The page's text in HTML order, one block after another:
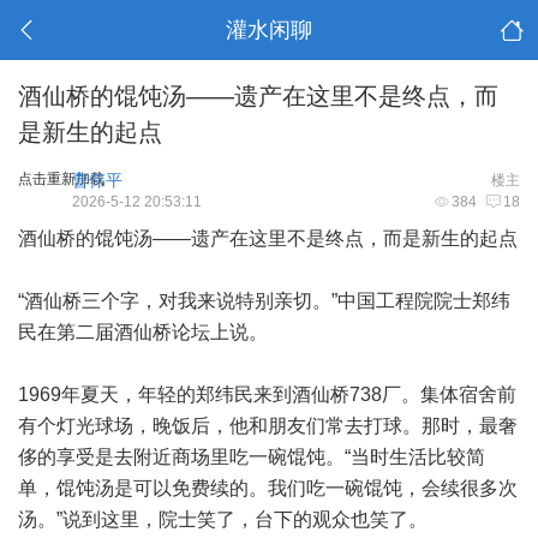
灌水闲聊
酒仙桥的馄饨汤——遗产在这里不是终点，而
是新生的起点
点击重新加载 楼主
曹伟平
384 18
2026-5-12 20:53:11
酒仙桥的馄饨汤——遗产在这里不是终点，而是新生的起点
“酒仙桥三个字，对我来说特别亲切。”中国工程院院士郑纬
民在第二届酒仙桥论坛上说。
1969年夏天，年轻的郑纬民来到酒仙桥738厂。集体宿舍前
有个灯光球场，晚饭后，他和朋友们常去打球。那时，最奢
侈的享受是去附近商场里吃一碗馄饨。“当时生活比较简
单，馄饨汤是可以免费续的。我们吃一碗馄饨，会续很多次
汤。”说到这里，院士笑了，台下的观众也笑了。